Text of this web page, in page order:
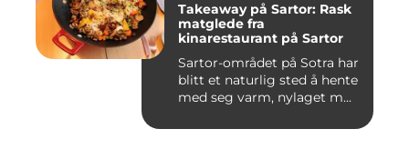
Takeaway på Sartor: Rask
matglede fra
kinarestaurant på Sartor
Sartor-området på Sotra har
blitt et naturlig sted å hente
med seg varm, nylaget m...